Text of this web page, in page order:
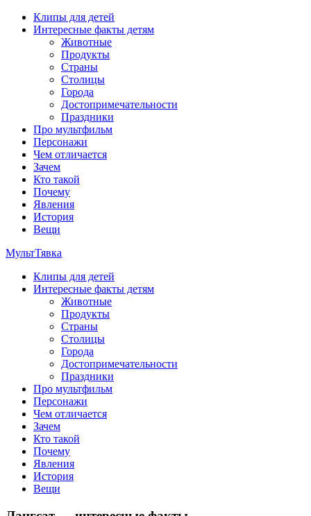
Перейти
содержимому
Клипы для детей
Интересные факты детям
Животные
Продукты
Страны
Столицы
Города
Достопримечательности
Праздники
Про мультфильм
Персонажи
Чем отличается
Зачем
Кто такой
Почему
Явления
История
Вещи
МультТявка
интересные факты про страны, столицы и города, клипы из
мультфильмов, мульт-клипы, песни из мультиков, детские
клипы, интересные факты о мультфильмах и про персонажей
мультфильмов
Клипы для детей
Интересные факты детям
Животные
Продукты
Страны
Столицы
Города
Достопримечательности
Праздники
Про мультфильм
Персонажи
Чем отличается
Зачем
Кто такой
Почему
Явления
История
Вещи